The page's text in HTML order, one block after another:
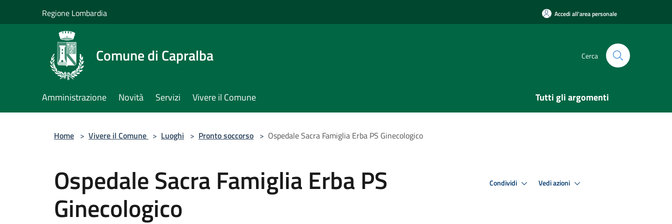
Regione Lombardia Accedi all'area personale
Comune di Capralba Cerca
Amministrazione Novità Servizi Vivere il Comune Tutti gli argomenti
Home > Vivere il Comune > Luoghi > Pronto soccorso > Ospedale Sacra Famiglia Erba PS Ginecologico
Ospedale Sacra Famiglia Erba PS
Ginecologico
Condividi Vedi azioni